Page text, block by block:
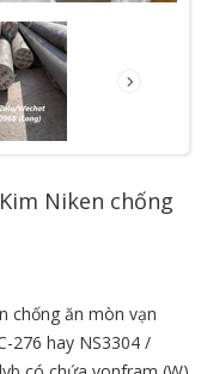
Niken chống
chống ăn mòn vạn
276 hay NS3304 /